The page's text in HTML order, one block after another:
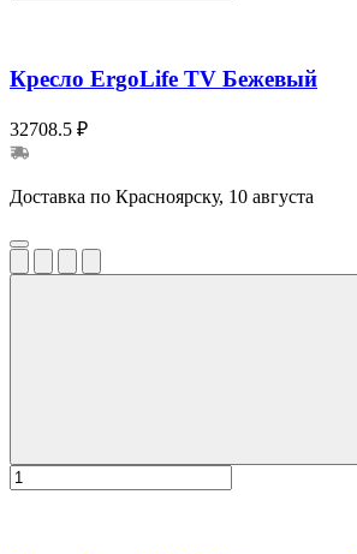
Кресло ErgoLife TV Бежевый
32708.5 ₽
Доставка по Красноярску, 10 августа